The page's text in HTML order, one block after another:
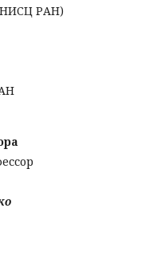
РАН)